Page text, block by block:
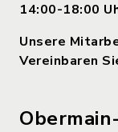
14:00-18:00
Unsere
Vereinbaren